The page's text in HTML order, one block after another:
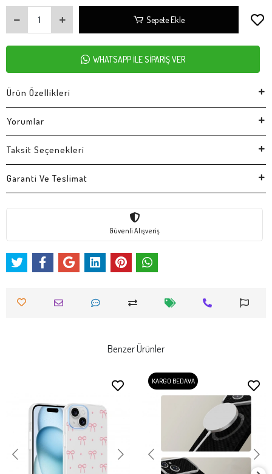
Sepete Ekle
WHATSAPP İLE SİPARİŞ VER
Ürün Özellikleri
Yorumlar
Taksit Seçenekleri
Garanti Ve Teslimat
Güvenli Alışveriş
Benzer Ürünler
KARGO BEDAVA